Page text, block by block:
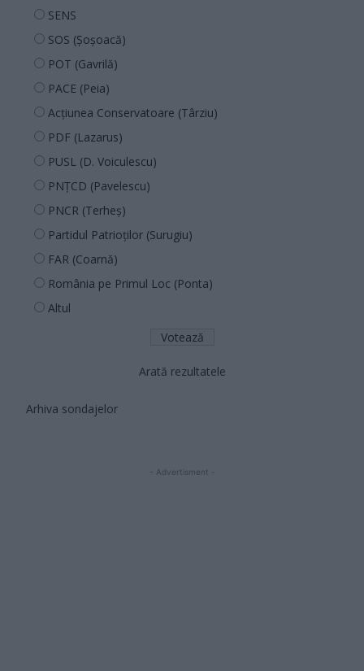
SENS
SOS (Șoșoacă)
POT (Gavrilă)
PACE (Peia)
Acțiunea Conservatoare (Târziu)
PDF (Lazarus)
PUSL (D. Voiculescu)
PNȚCD (Pavelescu)
PNCR (Terheș)
Partidul Patrioților (Surugiu)
FAR (Coarnă)
România pe Primul Loc (Ponta)
Altul
Arată rezultatele
Arhiva sondajelor
- Advertisment -